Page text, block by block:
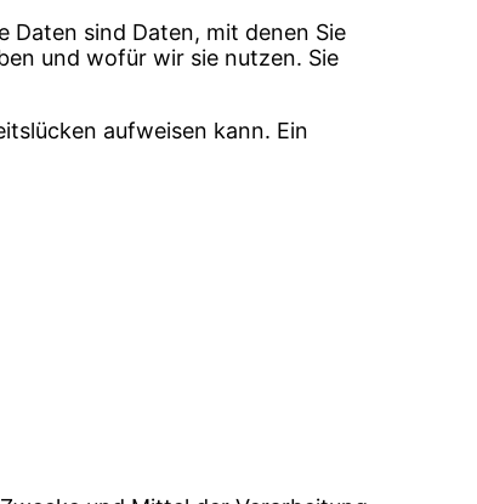
Daten sind Daten, mit denen Sie
und wofür wir sie nutzen. Sie
aufweisen kann. Ein